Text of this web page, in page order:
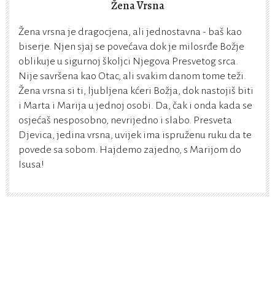
Žena Vrsna
Žena vrsna je dragocjena, ali jednostavna - baš kao
biserje. Njen sjaj se povećava dok je milosrđe Božje
oblikuje u sigurnoj školjci Njegova Presvetog srca.
Nije savršena kao Otac, ali svakim danom tome teži.
Žena vrsna si ti, ljubljena kćeri Božja, dok nastojiš biti
i Marta i Marija u jednoj osobi. Da, čak i onda kada se
osjećaš nesposobno, nevrijedno i slabo. Presveta
Djevica, jedina vrsna, uvijek ima ispruženu ruku da te
povede sa sobom. Hajdemo zajedno, s Marijom do
Isusa!